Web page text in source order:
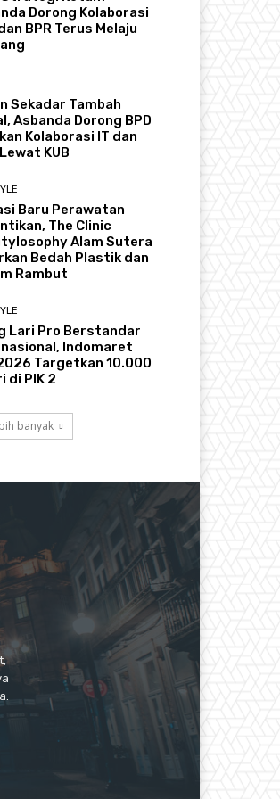
Dorong Kolaborasi
BPR Terus Melaju
Sekadar Tambah
Asbanda Dorong BPD
Kolaborasi IT dan
KUB
Baru Perawatan
The Clinic
Alam Sutera
Bedah Plastik dan
Rambut
Lari Pro Berstandar
Indomaret
Targetkan 10.000
di PIK 2
banyak